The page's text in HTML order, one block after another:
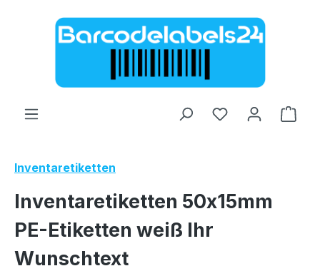
Zum Hauptinhalt springen
Inventaretiketten
Inventaretiketten 50x15mm
PE-Etiketten weiß Ihr
Wunschtext